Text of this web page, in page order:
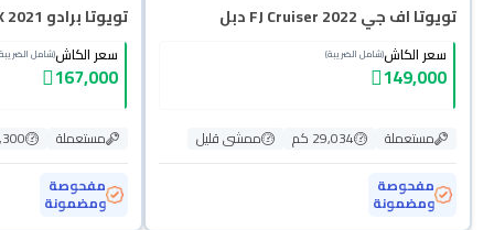
تويوتا اف جي FJ Cruiser 2022 دبل
سعر الكاش(شامل الضريبة)
149,000
مستعملة 29,034 كم
ممشى قليل
مفحوصة
ومضمونة
تويوتا برادو VX 2021 دبل
سعر الكاش(شامل
167,000
مستعملة
مفحوصة
ومضمونة